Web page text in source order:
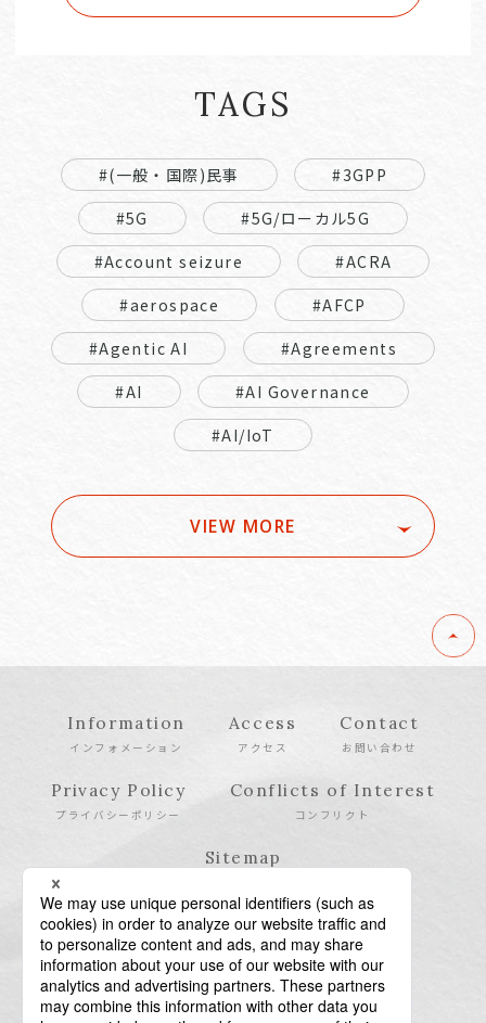
TAGS
#(一般・国際)民事
#3GPP
#5G
#5G/ローカル5G
#Account seizure
#ACRA
#aerospace
#AFCP
#Agentic AI
#Agreements
#AI
#AI Governance
#AI/IoT
VIEW MORE
Information
インフォメーション
Access
アクセス
Contact
お問い合わせ
Privacy Policy
プライバシーポリシー
Conflicts of Interest
コンフリクト
Sitemap